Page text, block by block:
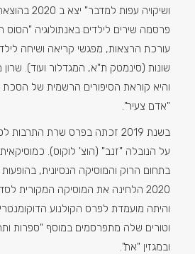
ושיקויה עפות למדבר" יצא ב
עורכת הרצאות, מפגשי קריאה ושיחה לילדים
שונות (סינמטק ת"א, המגדלור ועוד). שרון
והיא קוראת הסיפורים הרשמית של הסכת מגזין
"אדם צעיר".
בשנת 2019 זכתה בפרס שרת התרבות
על הנובלה "זנב" (הוצ' לוקוס). כמוסיקאית היא
בתחום הרוק והמוסיקה הנסיונית, בהופעות
והיתה מועמדת לפרס הקולנוע הדוקומנטרי
ובמגזין "את".